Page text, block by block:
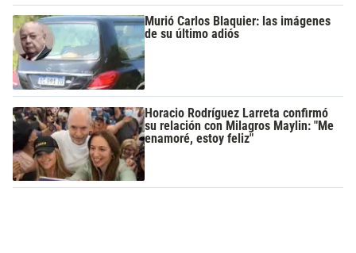
Murió Carlos Blaquier: las imágenes
de su último adiós
Horacio Rodríguez Larreta confirmó
su relación con Milagros Maylin: "Me
enamoré, estoy feliz"